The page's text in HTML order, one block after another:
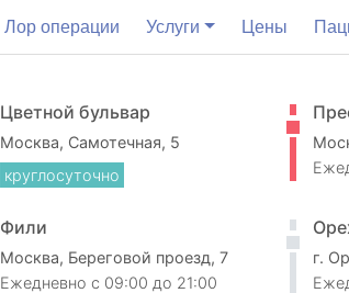
Лор операции Услуги Цены
Цветной бульвар
Москва, Самотечная, 5
круглосуточно
Фили
Москва, Береговой проезд, 7
Ежедневно c 09:00 до 21:00
г.